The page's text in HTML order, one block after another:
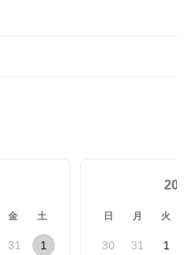
金 土
31 1
日 月 火
30 31 1